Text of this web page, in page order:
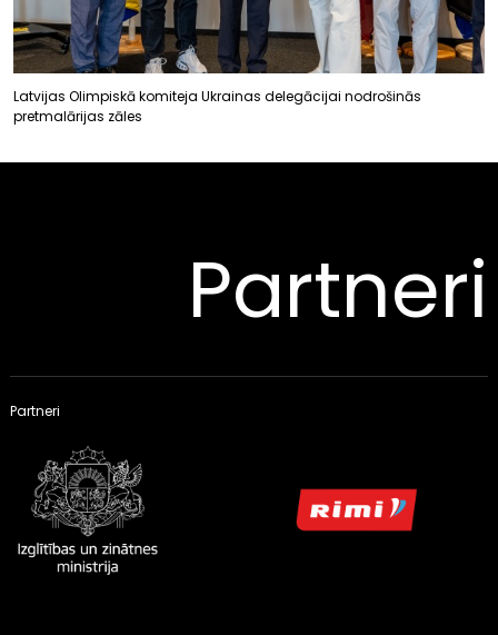
Latvijas Olimpiskā komiteja Ukrainas delegācijai nodrošinās
pretmalārijas zāles
Partneri
Partneri